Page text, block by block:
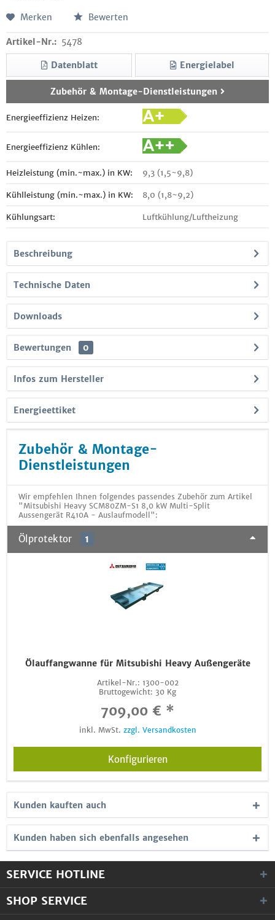
Merken Bewerten
Artikel-Nr.: 5478
Datenblatt Energielabel
Zubehör & Montage-Dienstleistungen
Energieeffizienz Heizen:
Energieeffizienz Kühlen:
Heizleistung (min.~max.) in KW: 9,3 (1,5~9,8)
Kühlleistung (min.~max.) in KW: 8,0 (1,8~9,2)
Kühlungsart: Luftkühlung/Luftheizung
Beschreibung
Technische Daten
Downloads
Bewertungen 0
Infos zum Hersteller
Energieettiket
Zubehör & Montage-
Dienstleistungen
Wir empfehlen Ihnen folgendes passendes Zubehör zum Artikel
"Mitsubishi Heavy SCM80ZM-S1 8,0 kW Multi-Split
Aussengerät R410A - Auslaufmodell":
Ölprotektor 1
Ölauffangwanne für Mitsubishi Heavy Außengeräte
Artikel-Nr.: 1300-002
Bruttogewicht: 30 Kg
709,00 € *
inkl. MwSt. zzgl. Versandkosten
Konfigurieren
Kunden kauften auch
Kunden haben sich ebenfalls angesehen
SERVICE HOTLINE
SHOP SERVICE